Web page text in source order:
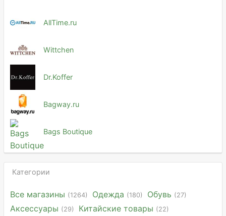
AllTime.ru
Wittchen
Dr.Koffer
Bagway.ru
Bags Boutique
Категории
Все магазины (1264) Одежда (180) Обувь (27)
Аксессуары (29) Китайские товары (22)